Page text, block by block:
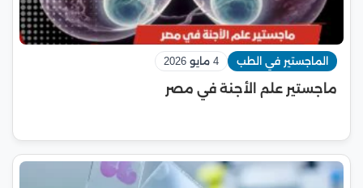
الماجستير في الطب 4 مايو 2026
ماجستير علم الأجنة في مصر